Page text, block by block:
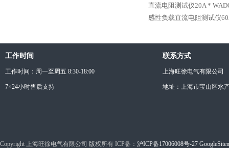
直流电阻测试仪20A *
感性负载直流电阻测试仪
工作时间
工作时间：周一至周五 8:30-18:00
7×24小时售后支持
联系方式
上海旺徐电气有限公司
地址：上海市宝山区水
Copyright 上海旺徐电气有限公司 版权所有 ICP备： 沪ICP备17006008号-27